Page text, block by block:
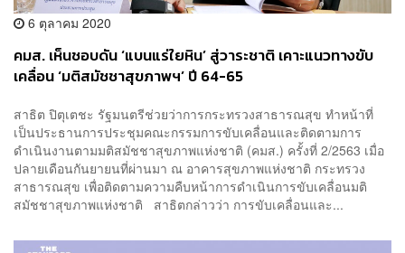
6 ตุลาคม 2020
คมส. เห็นชอบดัน ‘แบนแร่ใยหิน’ สู่วาระชาติ เคาะแนวทางขับ
เคลื่อน ‘มติสมัชชาสุขภาพฯ’ ปี 64-65
สาธิต ปิตุเตชะ รัฐมนตรีช่วยว่าการกระทรวงสาธารณสุข ทำหน้าที่
เป็นประธานการประชุมคณะกรรมการขับเคลื่อนและติดตามการ
ดำเนินงานตามมติสมัชชาสุขภาพแห่งชาติ (คมส.) ครั้งที่ 2/2563 เมื่อ
ปลายเดือนกันยายนที่ผ่านมา ณ อาคารสุขภาพแห่งชาติ กระทรวง
สาธารณสุข เพื่อติดตามความคืบหน้าการดำเนินการขับเคลื่อนมติ
สมัชชาสุขภาพแห่งชาติ สาธิตกล่าวว่า การขับเคลื่อนและ...